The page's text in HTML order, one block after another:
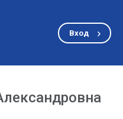
Вход